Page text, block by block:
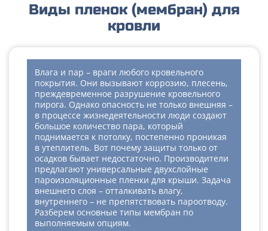
Виды пленок (мембран) для
кровли
Влага и пар – враги любого кровельного
покрытия. Они вызывают коррозию, плесень,
преждевременное разрушение кровельного
пирога. Однако опасность не только внешняя –
в процессе жизнедеятельности люди создают
большое количество пара, который
поднимается к потолку, постепенно проникая
в утеплитель. Вот почему защиты только от
осадков бывает недостаточно. Производители
предлагают универсальные двухслойные
пароизоляционные пленки для крыши. Задача
внешнего слоя – отталкивать влагу,
внутреннего – не препятствовать пароотводу.
Разберем основные типы мембран по
выполняемым опциям.